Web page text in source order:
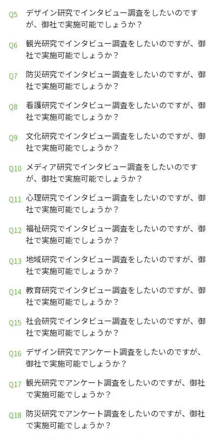
デザイン研究でインタビュー調査をしたいのです
が、御社で実施可能でしょうか？
観光研究でインタビュー調査をしたいのですが、御
社で実施可能でしょうか？
防災研究でインタビュー調査をしたいのですが、御
社で実施可能でしょうか？
看護研究でインタビュー調査をしたいのですが、御
社で実施可能でしょうか？
文化研究でインタビュー調査をしたいのですが、御
社で実施可能でしょうか？
メディア研究でインタビュー調査をしたいのです
が、御社で実施可能でしょうか？
心理研究でインタビュー調査をしたいのですが、御
社で実施可能でしょうか？
福祉研究でインタビュー調査をしたいのですが、御
社で実施可能でしょうか？
地域研究でインタビュー調査をしたいのですが、御
社で実施可能でしょうか？
教育研究でインタビュー調査をしたいのですが、御
社で実施可能でしょうか？
社会研究でインタビュー調査をしたいのですが、御
社で実施可能でしょうか？
デザイン研究でアンケート調査をしたいのですが、
御社で実施可能でしょうか？
観光研究でアンケート調査をしたいのですが、御社
で実施可能でしょうか？
防災研究でアンケート調査をしたいのですが、御社
で実施可能でしょうか？